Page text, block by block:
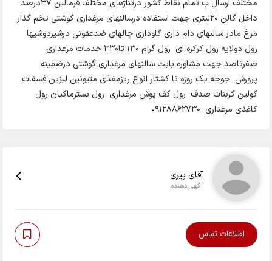
مختلف ارسال ب تمام نقاط کشور درتناژهای مختلف فرمالین ۳۷درصد
داخل گالن ۲۰لیتری جهت استفاده درسالنهای مرغداری گوشتی تخم گذار
مرغ مادر سالنهای دام داری گاوداری چالهای ضدعفونی درشیردوشیها
رول دولایه رول کرکره ای رول گرام ۱۳۰ تا۳۳۰ خدمات مرغداری
صفرتاصد جهت مشاوره بابت سالنهای مرغداری گوشتی درضمینه
پرورش جوجه یک روزه تا کشتار انواع ریزمغذی متیونین لیزین فسفات
کولین کربنات صدف رول کف پوش مرغداری رول بسترماکیان رول
کاغذی مرغداری 09128862730
آقای پیری
آگهی دهنده
اطلاعات تماس